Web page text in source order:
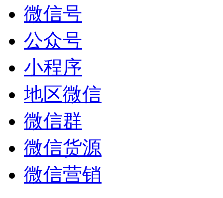
微信号
公众号
小程序
地区微信
微信群
微信货源
微信营销